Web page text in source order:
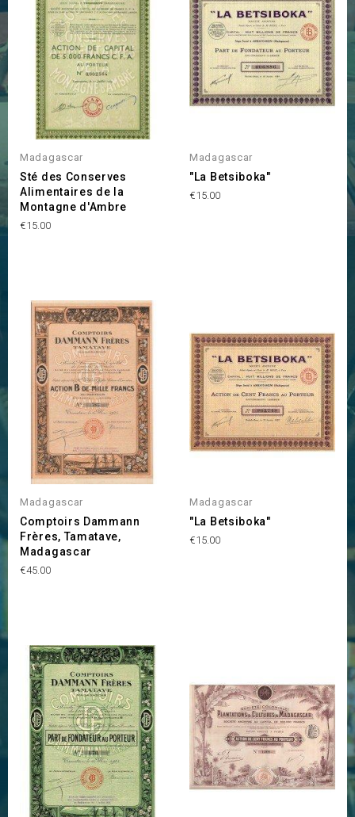
Madagascar
Sté des Conserves
Alimentaires de la
Montagne d'Ambre
Price
€15.00
Madagascar
"La Betsiboka"
Price
€15.00
Madagascar
Comptoirs Dammann
Frères, Tamatave,
Madagascar
Price
€45.00
Madagascar
"La Betsiboka"
Price
€15.00